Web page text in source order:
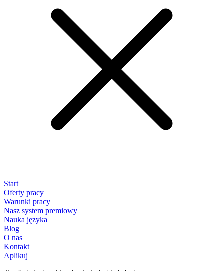
Start
Oferty pracy
Warunki pracy
Nasz system premiowy
Nauka języka
Blog
O nas
Kontakt
Aplikuj